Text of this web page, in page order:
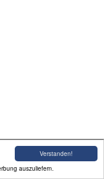
Verstanden!
auszuliefern.